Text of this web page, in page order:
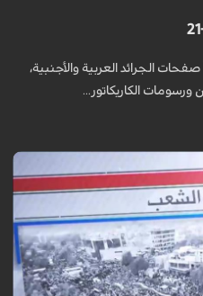
الجرائد العربية والأجنبية،
الكاريكاتور...